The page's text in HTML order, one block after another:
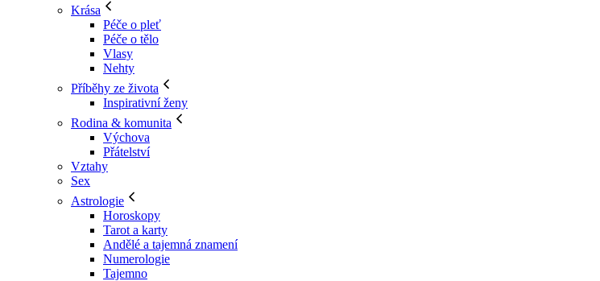
Krása
Péče o pleť
Péče o tělo
Vlasy
Nehty
Příběhy ze života
Inspirativní ženy
Rodina & komunita
Výchova
Přátelství
Vztahy
Sex
Astrologie
Horoskopy
Tarot a karty
Andělé a tajemná znamení
Numerologie
Tajemno